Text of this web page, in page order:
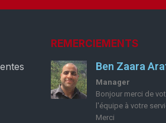
REMERCIEMENTS
Ben Zaara
Manager
Bonjour merci de
l'équipe à votre
Merci